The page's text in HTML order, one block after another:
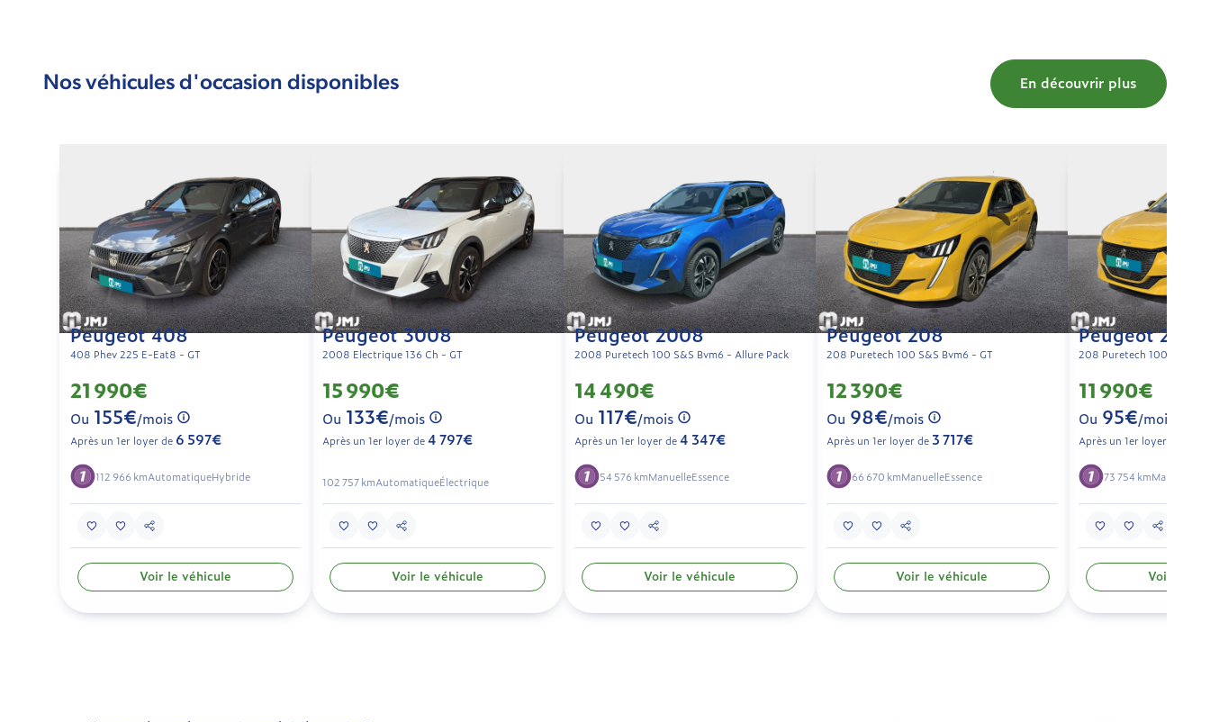
Nos véhicules d'occasion disponibles En découvrir plus
Peugeot 408
408 Phev 225 E-Eat8 - GT
21 990€
Ou 155€/mois
Après un 1er loyer de 6 597€
112 966 kmAutomatiqueHybride
Voir le véhicule
Peugeot 3008
2008 Electrique 136 Ch - GT
15 990€
Ou 133€/mois
Après un 1er loyer de4 797€
102 757 kmAutomatiqueÉlectrique
Voir le véhicule
Peugeot 2008
2008 Puretech 100 S&S Bvm6 - Allure Pack
14 490€
Ou 117€/mois
Après un 1er loyer de4 347€
54 576 kmManuelleEssence
Voir le véhicule
Peugeot 208
208 Puretech 100 S&S Bvm6 - GT
12 390€
Ou 98€/mois
Après un 1er loyer de 3 717€
66 670 kmManuelleEssence
Voir le véhicule
Peugeot 208
208 Puretech 100 S&S
11 990€
Ou 95€/mois
Après un 1er loyer de
73 754 kmManuelle
Voir le